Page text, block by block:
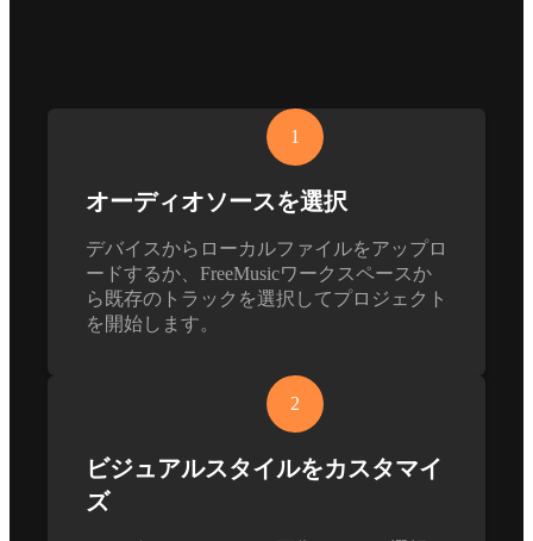
1
オーディオソースを選択
デバイスからローカルファイルをアップロ
ードするか、FreeMusicワークスペースか
ら既存のトラックを選択してプロジェクト
を開始します。
2
ビジュアルスタイルをカスタマイ
ズ